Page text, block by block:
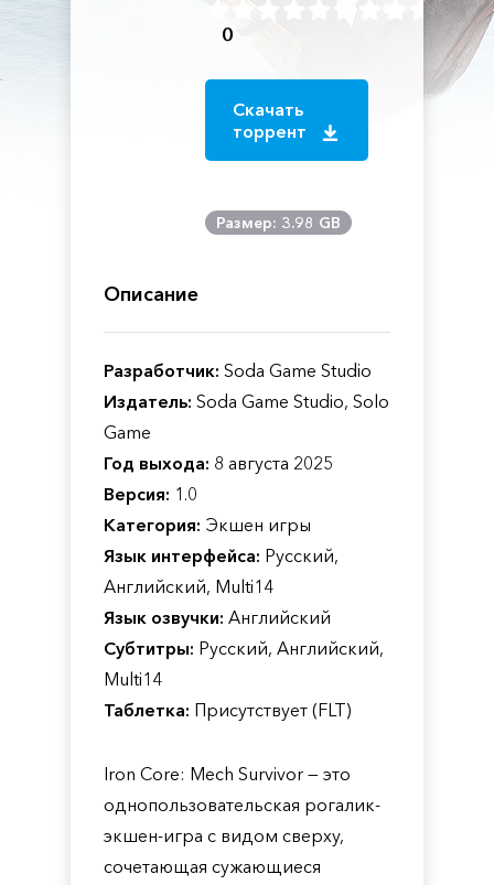
0
Скачать
торрент
Размер: 3.98 GB
Описание
Разработчик: Soda Game Studio
Издатель: Soda Game Studio, Solo
Game
Год выхода: 8 августа 2025
Версия: 1.0
Категория: Экшен игры
Язык интерфейса: Русский,
Английский, Multi14
Язык озвучки: Английский
Субтитры: Русский, Английский,
Multi14
Таблетка: Присутствует (FLT)
Iron Core: Mech Survivor — это
однопользовательская рогалик-
экшен-игра с видом сверху,
сочетающая сужающиеся